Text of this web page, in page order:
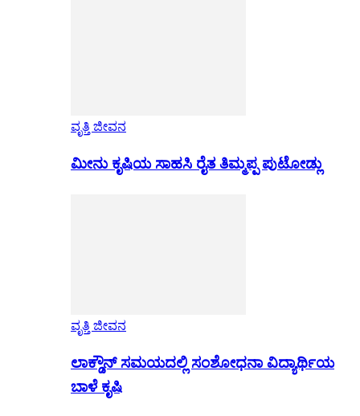
ವೃತ್ತಿ ಜೀವನ
ಮೀನು ಕೃಷಿಯ ಸಾಹಸಿ ರೈತ ತಿಮ್ಮಪ್ಪ ಪುಟೋಡ್ಲು
ವೃತ್ತಿ ಜೀವನ
ಲಾಕ್ಡೌನ್ ಸಮಯದಲ್ಲಿ ಸಂಶೋಧನಾ ವಿದ್ಯಾರ್ಥಿಯ
ಬಾಳೆ ಕೃಷಿ